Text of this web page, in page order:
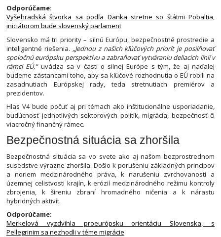
Odporúčame:
Vyšehradská štvorka sa podľa Danka stretne so štátmi Pobaltia,
iniciátorom bude slovenský parlament
Slovensko má tri priority – silnú Európu, bezpečnostné prostredie a
inteligentné riešenia. „Jednou z našich kľúčových priorít je posilňovať
spoločnú európsku perspektívu a zabraňovať vytváraniu deliacich línií v
rámci EÚ,“uvádza sa v časti o silnej Európe s tým, že aj naďalej
budeme zástancami toho, aby sa kľúčové rozhodnutia o EÚ robili na
zasadnutiach Európskej rady, teda stretnutiach premiérov a
prezidentov.
Hlas V4 bude počuť aj pri témach ako inštitucionálne usporiadanie,
budúcnosť jednotlivých sektorových politík, migrácia, bezpečnosť či
viacročný finančný rámec.
Bezpečnostná situácia sa zhoršila
Bezpečnostná situácia sa vo svete ako aj našom bezprostrednom
susedstve výrazne zhoršila. Došlo k porušeniu základných princípov
a noriem medzinárodného práva, k narušeniu zvrchovanosti a
územnej celistvosti krajín, k erózií medzinárodného režimu kontroly
zbrojenia, k šíreniu zbraní hromadného ničenia a k nárastu
hybridných aktivít.
Odporúčame:
Merkelová vyzdvihla proeurópsku orientáciu Slovenska, s
Pellegrinim sa nezhodli v téme migrácie